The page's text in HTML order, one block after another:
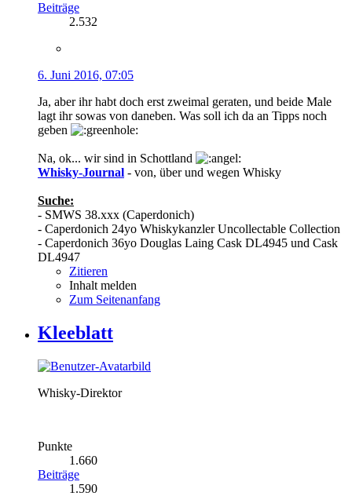
Beiträge
2.532
6. Juni 2016, 07:05
Ja, aber ihr habt doch erst zweimal geraten, und beide Male
lagt ihr sowas von daneben. Was soll ich da an Tipps noch
geben
Na, ok... wir sind in Schottland
Whisky-Journal - von, über und wegen Whisky
Suche:
- SMWS 38.xxx (Caperdonich)
- Caperdonich 24yo Whiskykanzler Uncollectable Collection
- Caperdonich 36yo Douglas Laing Cask DL4945 und Cask
DL4947
Zitieren
Inhalt melden
Zum Seitenanfang
Kleeblatt
Whisky-Direktor
Punkte
1.660
Beiträge
1.590